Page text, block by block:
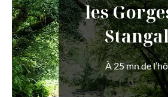
les
À 25 mn de